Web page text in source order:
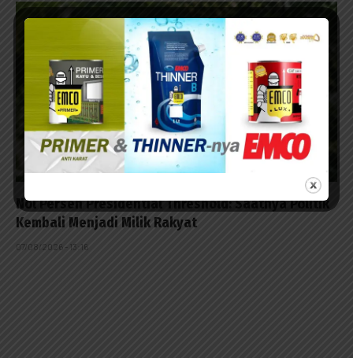
Nol Persen Presidential Threshold: Saatnya Politik
Kembali Menjadi Milik Rakyat
07/08/2026 - 13:16